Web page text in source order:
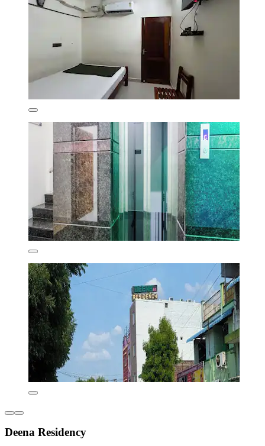
Deena Residency